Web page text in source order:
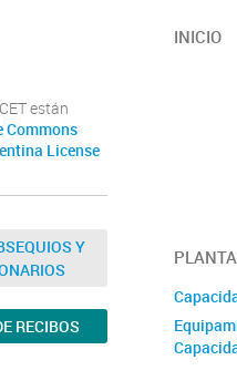
están
Commons
License
Y
RECIBOS
INICIO